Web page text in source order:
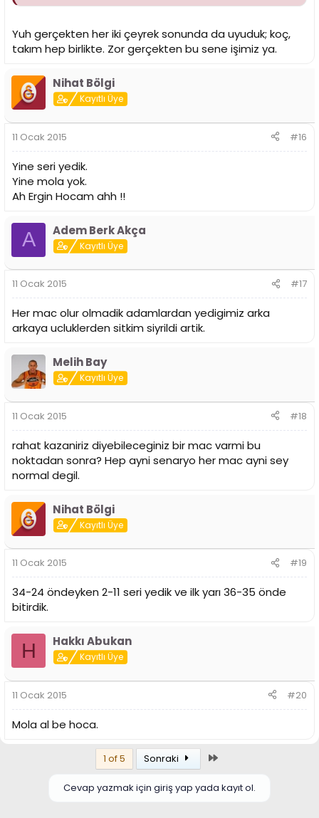
Yuh gerçekten her iki çeyrek sonunda da uyuduk; koç,
takım hep birlikte. Zor gerçekten bu sene işimiz ya.
Nihat Bölgi
Kayıtlı Üye
11 Ocak 2015 #16
Yine seri yedik.
Yine mola yok.
Ah Ergin Hocam ahh !!
A Adem Berk Akça
Kayıtlı Üye
11 Ocak 2015 #17
Her mac olur olmadik adamlardan yedigimiz arka
arkaya ucluklerden sitkim siyrildi artik.
Melih Bay
Kayıtlı Üye
11 Ocak 2015 #18
rahat kazaniriz diyebileceginiz bir mac varmi bu
noktadan sonra? Hep ayni senaryo her mac ayni sey
normal degil.
Nihat Bölgi
Kayıtlı Üye
11 Ocak 2015 #19
34-24 öndeyken 2-11 seri yedik ve ilk yarı 36-35 önde
bitirdik.
H Hakkı Abukan
Kayıtlı Üye
11 Ocak 2015 #20
Mola al be hoca.
1 of 5 Sonraki
Cevap yazmak için giriş yap yada kayıt ol.